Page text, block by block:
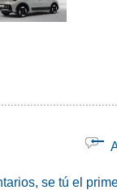
se tú el